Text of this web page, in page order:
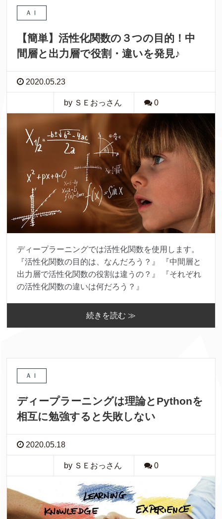
ＡＩ
【簡単】活性化関数の３つの目的！中
間層と出力層で役割・違いを発見♪
2020.05.23
by ＳＥおっさん 0
ディープラーニングでは活性化関数を使用します。
『活性化関数の目的は、なんだろう？』 『中間層と
出力層で活性化関数の役割は違うの？』 『それぞれ
の活性化関数の違いは何だろう？』
続きを読む ≫
ＡＩ
ディープラーニングは理論とPythonを
相互に勉強すると失敗しない
2020.05.18
by ＳＥおっさん 0